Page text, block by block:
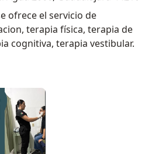
ofrece el servicio de
terapia física, terapia de
cognitiva, terapia vestibular.